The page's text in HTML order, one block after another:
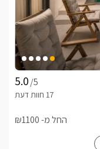
/5
החל מ- ₪1100